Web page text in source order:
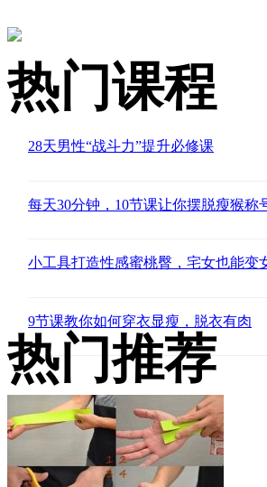
热门课程
28天男性“战斗力”提升必修课
每天30分钟，10节课让你摆脱瘦猴称
小工具打造性感蜜桃臀，宅女也能变
9节课教你如何穿衣显瘦，脱衣有肉
热门推荐